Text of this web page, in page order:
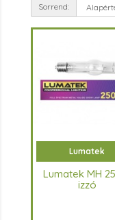
Sorrend:
Lumatek
Lumatek MH
izzó